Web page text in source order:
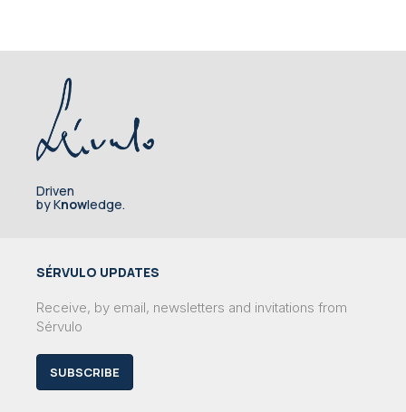
Driven
by Knowledge.
SÉRVULO UPDATES
Receive, by email, newsletters and invitations from
Sérvulo
SUBSCRIBE